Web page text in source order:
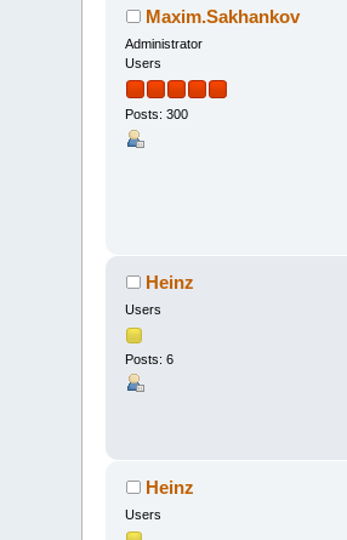
Maxim.Sakhankov
Administrator
Users
Posts: 300
Heinz
Users
Posts: 6
Heinz
Users